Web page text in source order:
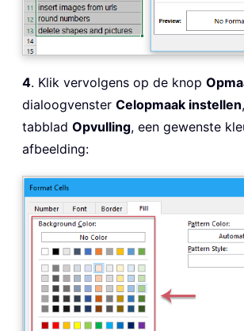
4. Klik vervolgens op de knop
dialoogvenster Celopmaak instellen
tabblad Opvulling, een gewenste
afbeelding: